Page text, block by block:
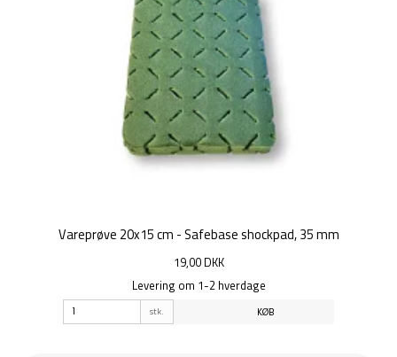
Vareprøve 20x15 cm - Safebase shockpad, 35 mm
19,00 DKK
Levering om 1-2 hverdage
stk. KØB